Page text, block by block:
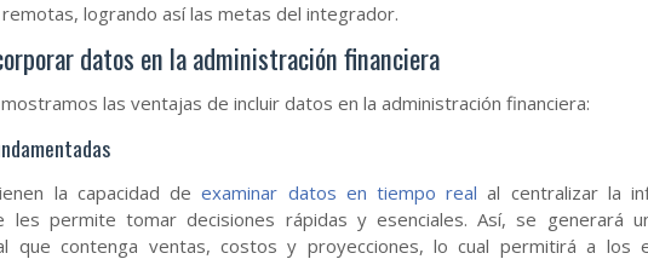
logrando así las metas del integrador.
datos en la administración financiera
las ventajas de incluir datos en la administración financiera:
la capacidad deexaminar datos en tiempo real al centralizar la
les permite tomar decisiones rápidas y esenciales. Así, se generará
que contenga ventas, costos y proyecciones, lo cual permitirá a los